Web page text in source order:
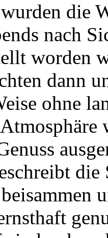
die
nach
worden
dann
ohne